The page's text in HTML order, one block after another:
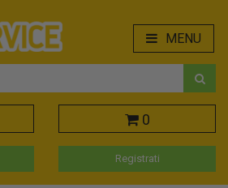
MENU
0
Registrati